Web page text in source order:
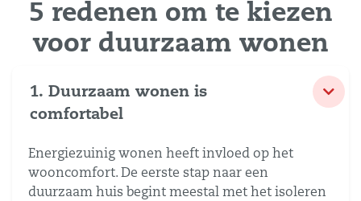
5 redenen om te kiezen
voor duurzaam wonen
1. Duurzaam wonen is
comfortabel
Energiezuinig wonen heeft invloed op het
wooncomfort. De eerste stap naar een
duurzaam huis begint meestal met het isoleren